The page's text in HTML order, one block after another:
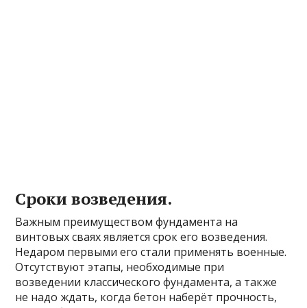
Сроки возведения.
Важным преимуществом фундамента на
винтовых сваях является срок его возведения.
Недаром первыми его стали применять военные.
Отсутствуют этапы, необходимые при
возведении классического фундамента, а также
не надо ждать, когда бетон наберёт прочность,